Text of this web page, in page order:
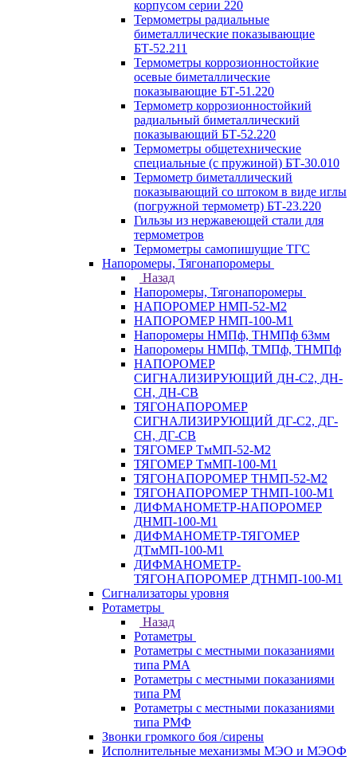
корпусом серии 220
Термометры радиальные
биметаллические показывающие
БТ-52.211
Термометры коррозионностойкие
осевые биметаллические
показывающие БТ-51.220
Термометр коррозионностойкий
радиальный биметаллический
показывающий БТ-52.220
Термометры общетехнические
специальные (с пружиной) БТ-30.010
Термометр биметаллический
показывающий со штоком в виде иглы
(погружной термометр) БТ-23.220
Гильзы из нержавеющей стали для
термометров
Термометры самопишущие ТГС
Напоромеры, Тягонапоромеры
Назад
Напоромеры, Тягонапоромеры
НАПОРОМЕР НМП-52-М2
НАПОРОМЕР НМП-100-М1
Напоромеры НМПф, ТНМПф 63мм
Напоромеры НМПф, ТМПф, ТНМПф
НАПОРОМЕР
СИГНАЛИЗИРУЮЩИЙ ДН-С2, ДН-
СН, ДН-СВ
ТЯГОНАПОРОМЕР
СИГНАЛИЗИРУЮЩИЙ ДГ-С2, ДГ-
СН, ДГ-СВ
ТЯГОМЕР ТмМП-52-М2
ТЯГОМЕР ТмМП-100-М1
ТЯГОНАПОРОМЕР ТНМП-52-М2
ТЯГОНАПОРОМЕР ТНМП-100-М1
ДИФМАНОМЕТР-НАПОРОМЕР
ДНМП-100-М1
ДИФМАНОМЕТР-ТЯГОМЕР
ДТмМП-100-М1
ДИФМАНОМЕТР-
ТЯГОНАПОРОМЕР ДТНМП-100-М1
Сигнализаторы уровня
Ротаметры
Назад
Ротаметры
Ротаметры с местными показаниями
типа РМА
Ротаметры с местными показаниями
типа РМ
Ротаметры с местными показаниями
типа РМФ
Звонки громкого боя /сирены
Исполнительные механизмы МЭО и МЭОФ